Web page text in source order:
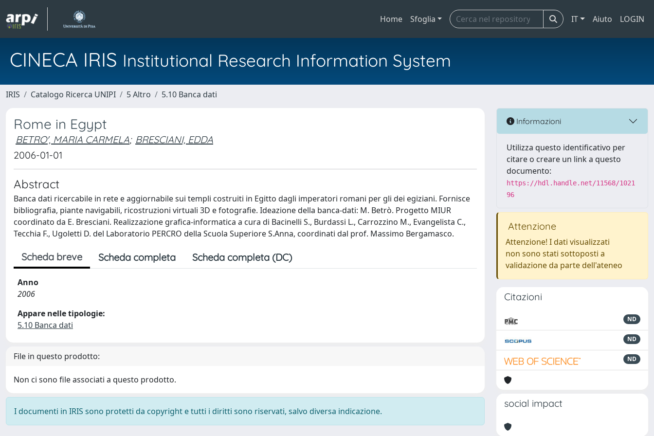
Home Sfoglia IT Aiuto LOGIN
CINECA IRIS Institutional Research Information System
IRIS Catalogo Ricerca UNIPI 5 Altro 5.10 Banca dati
Rome in Egypt
BETRO', MARIA CARMELA; BRESCIANI, EDDA
2006-01-01
Abstract
Banca dati ricercabile in rete e aggiornabile sui templi costruiti in Egitto dagli imperatori romani per gli dei egiziani. Fornisce
bibliografia, piante navigabili, ricostruzioni virtuali 3D e fotografie. Ideazione della banca-dati: M. Betrò. Progetto MIUR
coordinato da E. Bresciani. Realizzazione grafica-informatica a cura di Bacinelli S., Burdassi L., Carrozzino M., Evangelista C.,
Tecchia F., Ugoletti D. del Laboratorio PERCRO della Scuola Superiore S.Anna, coordinati dal prof. Massimo Bergamasco.
Scheda breve Scheda completa Scheda completa (DC)
Anno
2006
Appare nelle tipologie:
5.10 Banca dati
File in questo prodotto:
Non ci sono file associati a questo prodotto.
I documenti in IRIS sono protetti da copyright e tutti i diritti sono riservati, salvo diversa indicazione.
Informazioni
Utilizza questo identificativo per
citare o creare un link a questo
documento:
https://hdl.handle.net/11568/1021
96
Attenzione
Attenzione! I dati visualizzati
non sono stati sottoposti a
validazione da parte dell'ateneo
Citazioni
ND
ND
ND
social impact